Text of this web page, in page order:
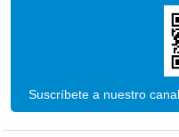
Suscríbete a nuestro